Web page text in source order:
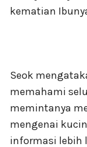
kematian
Seok
memahami
memintanya
mengenai
informasi lebih